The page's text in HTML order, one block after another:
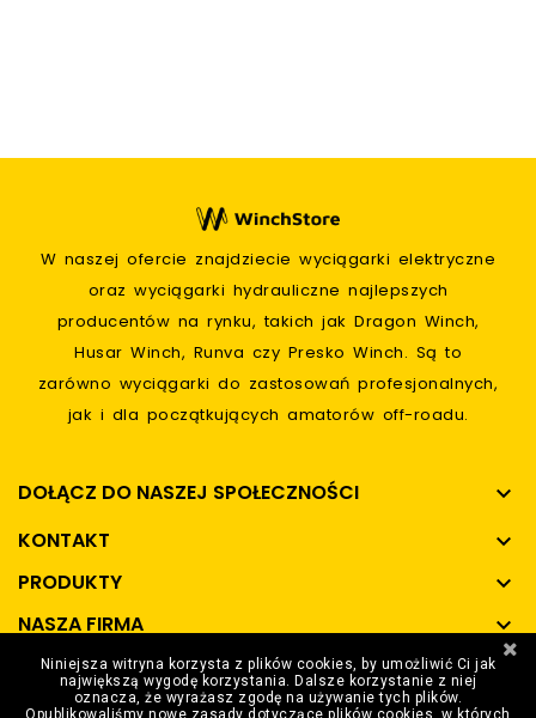
W naszej ofercie znajdziecie wyciągarki elektryczne
oraz wyciągarki hydrauliczne najlepszych
producentów na rynku, takich jak Dragon Winch,
Husar Winch, Runva czy Presko Winch. Są to
zarówno wyciągarki do zastosowań profesjonalnych,
jak i dla początkujących amatorów off-roadu.
DOŁĄCZ DO NASZEJ SPOŁECZNOŚCI 
KONTAKT 
PRODUKTY 
NASZA FIRMA 
SPOSOBY PŁATNOŚCI 
Niniejsza witryna korzysta z plików cookies, by umożliwić Ci jak
największą wygodę korzystania. Dalsze korzystanie z niej
oznacza, że wyrażasz zgodę na używanie tych plików.
Opublikowaliśmy nowe zasady dotyczące plików cookies, w których